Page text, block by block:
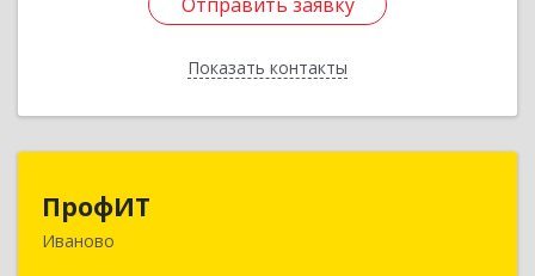
Показать контакты
Назад
ПрофИТ
Иваново
153000, Ивановская обл, г.о. город Иваново,